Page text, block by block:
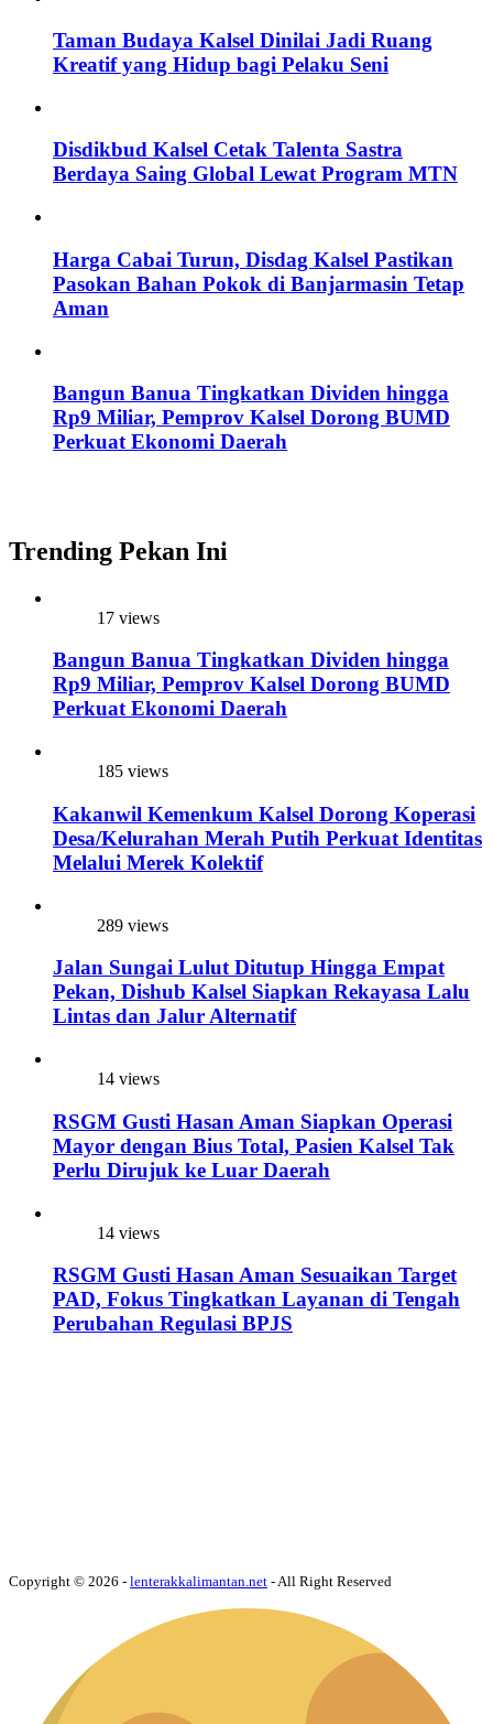
Taman Budaya Kalsel Dinilai Jadi Ruang
Kreatif yang Hidup bagi Pelaku Seni
Disdikbud Kalsel Cetak Talenta Sastra
Berdaya Saing Global Lewat Program MTN
Harga Cabai Turun, Disdag Kalsel Pastikan
Pasokan Bahan Pokok di Banjarmasin Tetap
Aman
Bangun Banua Tingkatkan Dividen hingga
Rp9 Miliar, Pemprov Kalsel Dorong BUMD
Perkuat Ekonomi Daerah
Trending Pekan Ini
17 views
Bangun Banua Tingkatkan Dividen hingga
Rp9 Miliar, Pemprov Kalsel Dorong BUMD
Perkuat Ekonomi Daerah
185 views
Kakanwil Kemenkum Kalsel Dorong Koperasi
Desa/Kelurahan Merah Putih Perkuat Identitas
Melalui Merek Kolektif
289 views
Jalan Sungai Lulut Ditutup Hingga Empat
Pekan, Dishub Kalsel Siapkan Rekayasa Lalu
Lintas dan Jalur Alternatif
14 views
RSGM Gusti Hasan Aman Siapkan Operasi
Mayor dengan Bius Total, Pasien Kalsel Tak
Perlu Dirujuk ke Luar Daerah
14 views
RSGM Gusti Hasan Aman Sesuaikan Target
PAD, Fokus Tingkatkan Layanan di Tengah
Perubahan Regulasi BPJS
Copyright © 2026 - lenterakkalimantan.net - All Right Reserved